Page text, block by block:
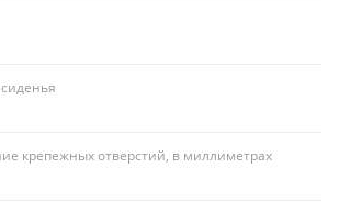
крепежных отверстий, в миллиметрах